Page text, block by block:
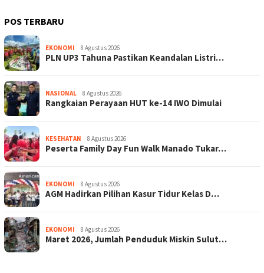
POS TERBARU
EKONOMI 8 Agustus 2026
PLN UP3 Tahuna Pastikan Keandalan Listri…
NASIONAL 8 Agustus 2026
Rangkaian Perayaan HUT ke-14 IWO Dimulai
KESEHATAN 8 Agustus 2026
Peserta Family Day Fun Walk Manado Tukar…
EKONOMI 8 Agustus 2026
AGM Hadirkan Pilihan Kasur Tidur Kelas D…
EKONOMI 8 Agustus 2026
Maret 2026, Jumlah Penduduk Miskin Sulut…